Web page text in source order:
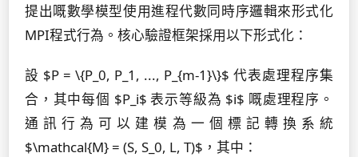
提出嘅數學模型使用進程代數同時序邏輯來形式化
MPI程式行為。核心驗證框架採用以下形式化：
設 $P = \{P_0, P_1, ..., P_{m-1}\}$ 代表處理程序集
合，其中每個 $P_i$ 表示等級為 $i$ 嘅處理程序。
通訊行為可以建模為一個標記轉換系統
$\mathcal{M} = (S, S_0, L, T)$，其中：